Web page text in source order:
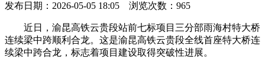
发布日期：2026-05-05 18:05 浏览次数： 965
近日，渝昆高铁云贵段站前七标项目三分部雨海村特大桥
连续梁中跨顺利合龙。这是渝昆高铁云贵段全线首座特大桥连
续梁中跨合龙，标志着项目建设取得突破性进展。